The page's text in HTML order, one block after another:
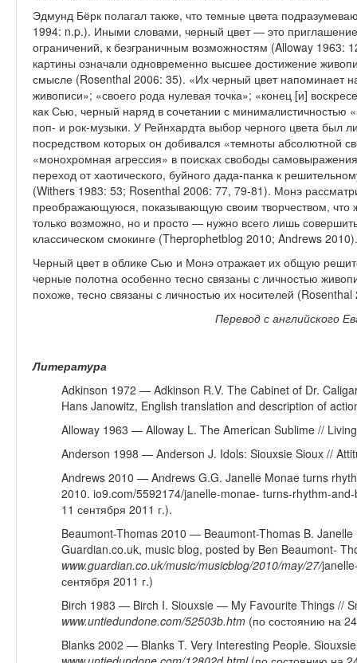
Эдмунд Бёрк полагал также, что темные цвета
1994: n.p.). Иными словами, черный цвет — это приглашение
ограничений, к безграничным возможностям (Alloway 1963:
картины означали одновременно высшее достижение
смысле (Rosenthal 2006: 35). «Их черный цвет напоминает
живописи»; «своего рода нулевая точка»; «конец [и]
как Сью, черный наряд в сочетании с минималистичностью
поп- и рок-музыки. У Рейнхардта выбор чер­ного цвета был
посредством ко­торых он добивался «темноты абсолютной
«монохромная агрессия» в поисках свободы
переход от хаотического, буйного дада-панка к
(Withers 1983: 53; Rosenthal 2006: 77, 79-81). Монэ
преображающуюся, показывающую своим творчеством, что
только возможно, но и просто — нужно всего лишь
классическом смокинге (Theprophetblog 2010; Andrews 2010).
Черный цвет в облике Сью и Монэ отражает их общую
черные полотна особенно тесно свя­заны с личностью
по­хоже, тесно связаны с личностью их носителей
Перевод с английского
Литература
Adkinson 1972 — Adkinson R.V. The Cabinet of Dr.
Hans Janowitz, English translation and description of
Alloway 1963 — Alloway L. The American Sublime //
Anderson 1998 — Anderson J. Idols: Siouxsie Sioux //
Andrews 2010 — Andrews G.G. Janelle Monae turns
2010. io9.com/5592174/janelle-monae- turns-rhythm-
11 сентября 2011 г.).
Beaumont-Thomas 2010 — Beaumont-Thomas B.
Guardian.co.uk, music blog, posted by Ben Beaumont-
www.guardian.co.uk/music/musicblog/2010/may/27/
сентября 2011 г.)
Birch 1983 — Birch I. Siouxsie — My Favourite Things //
www.untiedundone.com/52503b.htm (по состоянию на
Blanks 2002 — Blanks T. Very Interesting People.